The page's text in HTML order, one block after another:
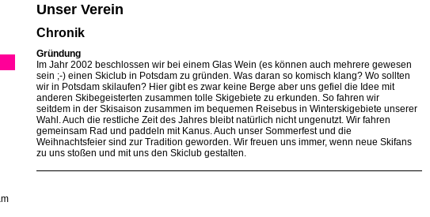
Unser Verein
Chronik
Gründung
Im Jahr 2002 beschlossen wir bei einem Glas Wein (es können auch mehrere gewesen
sein ;-) einen Skiclub in Potsdam zu gründen. Was daran so komisch klang? Wo sollten
wir in Potsdam skilaufen? Hier gibt es zwar keine Berge aber uns gefiel die Idee mit
anderen Skibegeisterten zusammen tolle Skigebiete zu erkunden. So fahren wir
seitdem in der Skisaison zusammen im bequemen Reisebus in Winterskigebiete unserer
Wahl. Auch die restliche Zeit des Jahres bleibt natürlich nicht ungenutzt. Wir fahren
gemeinsam Rad und paddeln mit Kanus. Auch unser Sommerfest und die
Weihnachtsfeier sind zur Tradition geworden. Wir freuen uns immer, wenn neue Skifans
zu uns stoßen und mit uns den Skiclub gestalten.